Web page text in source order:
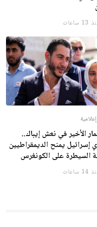
الأخير في نعش إيباك..
إسرائيل يمنح الديمقراطيين
السيطرة على الكونغرس